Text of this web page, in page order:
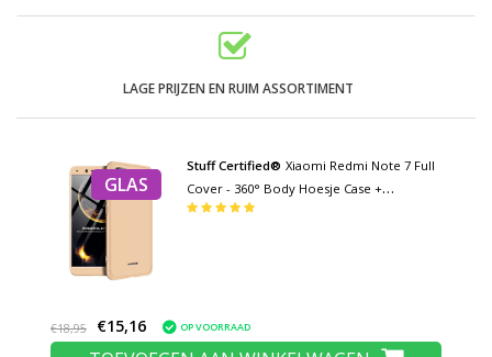
LAGE PRIJZEN EN RUIM ASSORTIMENT
GLAS
Stuff Certified® Xiaomi Redmi Note 7 Full
Cover - 360° Body Hoesje Case +
Screenprotector Tempered Glass Goud
€18,95 €15,16 OP VOORRAAD